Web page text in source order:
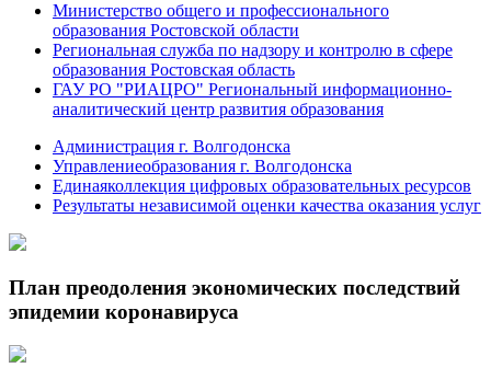
Министерство общего и профессионального
образования Ростовской области
Региональная служба по надзору и контролю в сфере
образования Ростовская область
ГАУ РО "РИАЦРО" Региональный информационно-
аналитический центр развития образования
Администрация г. Волгодонска
Управлениеобразования г. Волгодонска
Единаяколлекция цифровых образовательных ресурсов
Результаты независимой оценки качества оказания услуг
План преодоления экономических последствий
эпидемии коронавируса